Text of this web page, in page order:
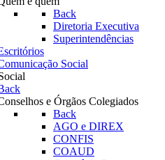
Back
Diretoria Executiva
Superintendências
Social
e Órgãos Colegiados
Back
AGO e DIREX
CONFIS
COAUD